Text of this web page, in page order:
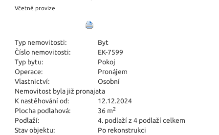
Včetně provize
Typ nemovitosti:
Byt
Číslo nemovitosti:
EK-7599
Typ bytu:
Pokoj
Operace:
Pronájem
Vlastnictví:
Osobní
Nemovitost byla již pronajata
K nastěhování od:
12.12.2024
Plocha podlahová:
36 m2
Podlaží:
4. podlaží z 4 podlaží celkem
Stav objektu:
Po rekonstrukci